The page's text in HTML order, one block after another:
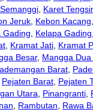
, Karet
Jeruk, Kebon Kacang,
Gading, Kelapa
, Kramat Jati, Kramat
Besar, Mangga Dua
Barat,
Pejaten Barat, Pejaten
Utara, Pinangranti,
, Rambutan, Rawa